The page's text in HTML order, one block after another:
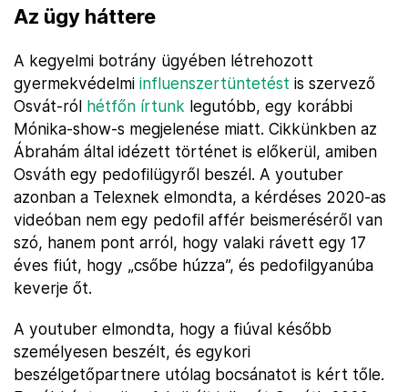
Az ügy háttere
A kegyelmi botrány ügyében létrehozott
gyermekvédelmi influenszertüntetést is szervező
Osvát-ról hétfőn írtunk legutóbb, egy korábbi
Mónika-show-s megjelenése miatt. Cikkünkben az
Ábrahám által idézett történet is előkerül, amiben
Osváth egy pedofilügyről beszél. A youtuber
azonban a Telexnek elmondta, a kérdéses 2020-as
videóban nem egy pedofil affér beismeréséről van
szó, hanem pont arról, hogy valaki rávett egy 17
éves fiút, hogy „csőbe húzza”, és pedofilgyanúba
keverje őt.
A youtuber elmondta, hogy a fiúval később
személyesen beszélt, és egykori
beszélgetőpartnere utólag bocsánatot is kért tőle.